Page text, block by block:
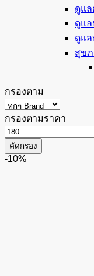
ดูแล
ดูแ
ดูแล
สุข
กรองตาม
กรองตามราคา
ราคา
ต่ำ
สุด
คัดกรอง
-10%